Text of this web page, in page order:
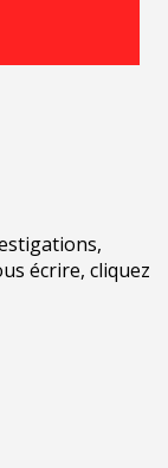
écrire, cliquez